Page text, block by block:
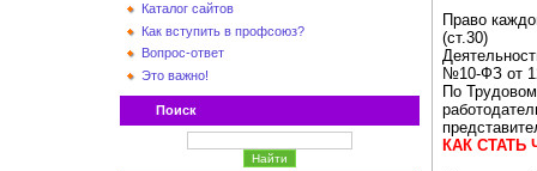
Каталог сайтов
Как вступить в профсоюз?
Вопрос-ответ
Это важно!
Поиск
Право
(ст.30)
№10-ФЗ от
По
КАК